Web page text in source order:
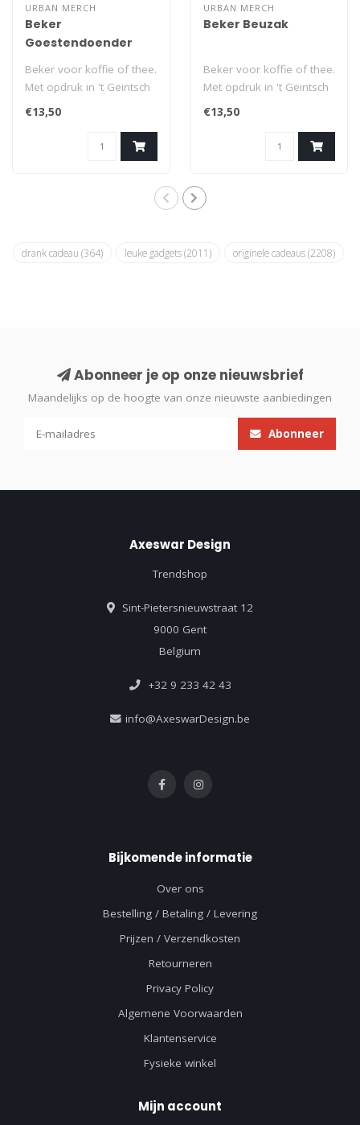
URBAN MERCH
Beker
Goestendoender
Beker voor koffie of thee.
Met opdruk in 't Geintsch
dialect: Goestendoender.
€13,50
URBAN MERCH
Beker Beuzak
Beker voor koffie of thee.
Met opdruk in 't Geintsch
dialect: Beuzak. Dat zegt ..
€13,50
drank cadeau (364) leuke gadgets(2011) originele cadeaus(2208)
Abonneer je op onze nieuwsbrief
Maandelijks op de hoogte van onze nieuwste aanbiedingen
Abonneer
Axeswar Design
Trendshop
Sint-Pietersnieuwstraat 12
9000 Gent
Belgium
+32 9 233 42 43
info@AxeswarDesign.be
Bijkomende informatie
Over ons
Bestelling / Betaling / Levering
Prijzen / Verzendkosten
Retourneren
Privacy Policy
Algemene Voorwaarden
Klantenservice
Fysieke winkel
Mijn account